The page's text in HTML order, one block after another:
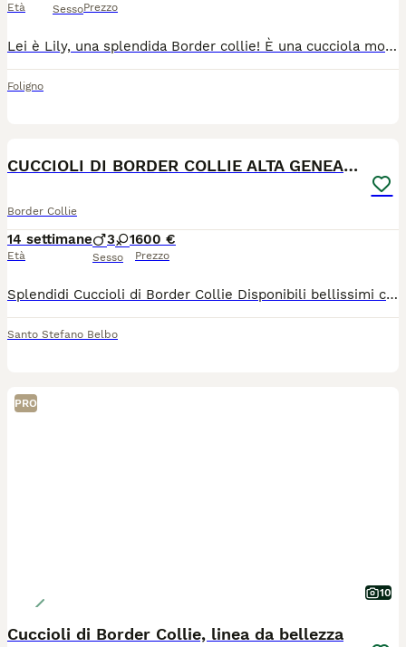
Età SessoPrezzo
Lei è Lily, una splendida Border collie! È una cucciola molto coccolona, giocosa, equilibrata abituata a stare con le persone e con altri cani, inoltre può stare benissimo sia in casa che in giardino. Lei ha pedigree ENCI, libretto vaccinale con esecuzione di tutte le vaccinazioni obbligatorie, sverminata ed ha il microchip.
Foligno
CUCCIOLI DI BORDER COLLIE ALTA GENEALOGIA
Border Collie
14 settimane
Età
3 1
Sesso
600 €
Prezzo
Splendidi Cuccioli di Border Collie ​Disponibili bellissimi cuccioli di Border Collie nati il 28 aprile, sia bianco-neri che blue merle. I piccoli sono nati e crescono in casa, circondati da affetto, per garantire un carattere equilibrato e una perfetta socializzazione. Salute e Genitori ​I genitori, Leo e Shila, provengono da ottime linee di sangue e sono esenti da malattie della razza: ​Displasia ad anche e gomiti: Esenti ​Test genetici (CEA e MDR1): Negativi ​Controllo oculistico (FSA): Negativo ​Quando saranno pronti? ​I cuccioli saranno consegnati solo dopo i 75 giorni di vita (verso metà luglio), per assicurare il giusto svezzamento e il tempo necessario con la mamma e i fratellini. Cosa è incluso: ​Pedigree ENCI ​Microchip e iscrizione all'anagrafe canina ​Sverminazioni e primo vaccino ​Certificato medico di buona salute ​Kit cucciolo per i primi giorni una guida con consigli per la crescita ​Restiamo a disposizione per aiutarvi anche dopo l'adozione! Per informazioni o per venire a conoscerli: Chiamaci o scrivici su WhatsApp al numero 347 5519273.
Santo Stefano Belbo
PRO
10
Cuccioli di Border Collie, linea da bellezza